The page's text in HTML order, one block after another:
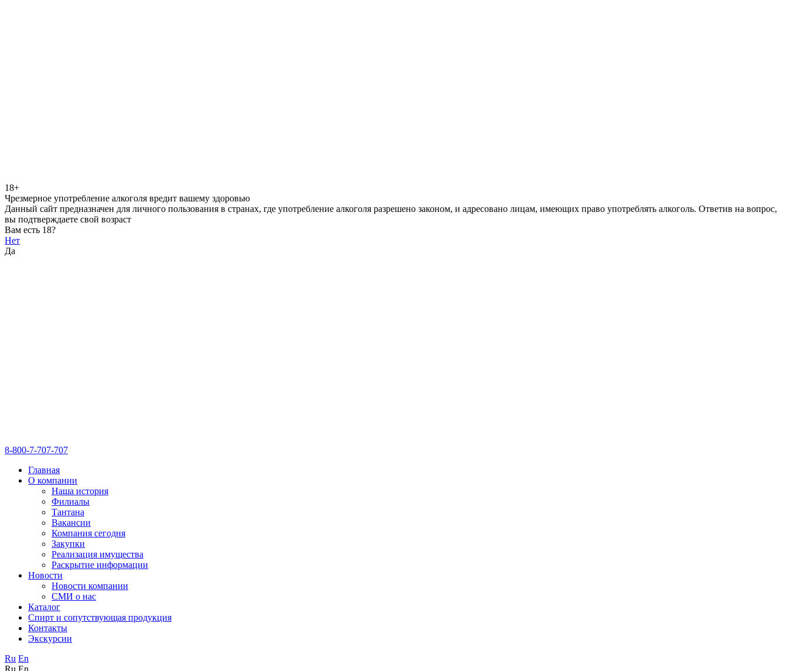
18+
Чрезмерное употребление алкоголя вредит вашему здоровью
Данный сайт предназначен для личного пользования в странах, где употребление алкоголя разрешено законом, и адресовано лицам, имеющих право употреблять алкоголь. Ответив на вопрос,
вы подтверждаете свой возраст
Вам есть 18?
Нет
Да
8-800-7-707-707
Главная
О компании
Наша история
Филиалы
Тантана
Вакансии
Компания сегодня
Закупки
Реализация имущества
Раскрытие информации
Новости
Новости компании
СМИ о нас
Каталог
Спирт и сопутствующая продукция
Контакты
Экскурсии
Ru En
Ru En